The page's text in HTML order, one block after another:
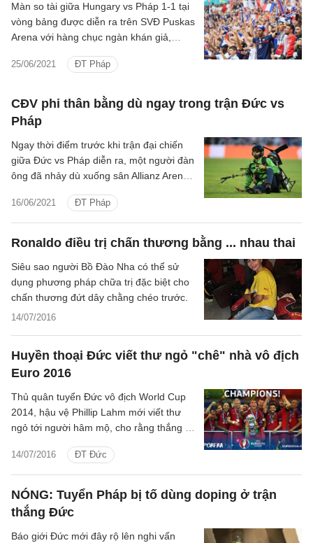
25/06/2021 ĐT Pháp
Màn so tài giữa Hungary vs Pháp 1-1 tại
vòng bảng được diễn ra trên SVĐ Puskas
Arena với hàng chục ngàn khán giả,
CĐV vì… đi lạc.
CĐV phi thân bằng dù ngay trong trận Đức vs
Pháp
16/06/2021 ĐT Pháp
Ngay thời điểm trước khi trận đại chiến
giữa Đức vs Pháp diễn ra, một người đàn
ông đã nhảy dù xuống sân Allianz Arena
Ronaldo điều trị chấn thương bằng ... nhau thai
14/07/2016
Siêu sao người Bồ Đào Nha có thể sử
dụng phương pháp chữa trị đặc biệt cho
chấn thương đứt dây chằng chéo trước.
Huyền thoại Đức viết thư ngỏ "chê" nhà vô địch
Euro 2016
14/07/2016 ĐT Đức
Thủ quân tuyển Đức vô địch World Cup
2014, hậu vệ Phillip Lahm mới viết thư
ngỏ tới người hâm mộ, cho rằng thắng lợi
điều tốt cho bóng đá.
NÓNG: Tuyển Pháp bị tố dùng doping ở trận
thắng Đức
Báo giới Đức mới đây rộ lên nghi vấn